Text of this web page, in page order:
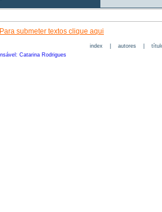
Para submeter textos clique aqui
index| autores|